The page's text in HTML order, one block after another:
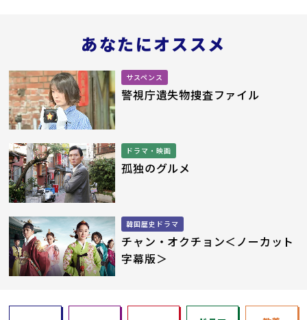
あなたにオススメ
サスペンス
警視庁遺失物捜査ファイル
ドラマ・映画
孤独のグルメ
韓国歴史ドラマ
チャン・オクチョン＜ノーカット
字幕版＞